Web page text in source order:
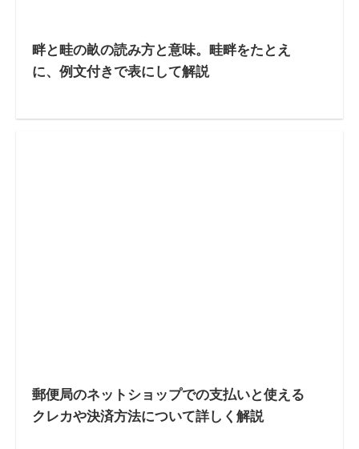
畔と畦の畝の読み方と意味。畦畔をたとえ
に、例文付きで表にして解説
郵便局のネットショップでの支払いと使える
クレカや決済方法について詳しく解説